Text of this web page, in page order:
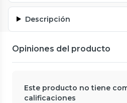
Descripción
Opiniones del producto
Este producto no tiene
calificaciones